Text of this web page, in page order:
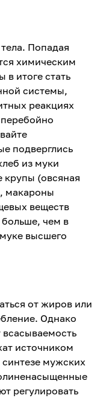
Попадая
химическим
итоге стать
системы,
реакциях
подверглись
из муки
крупы (овсяная
макароны
веществ
больше, чем в
высшего
от жиров или
Однако
источником
синтезе мужских
регулировать